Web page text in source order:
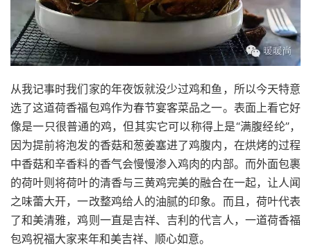
从我记事时我们家的年夜饭就没少过鸡和鱼，所以今天特意
选了这道荷香福包鸡作为春节宴客菜品之一。表面上看它好
像是一只很普通的鸡，但其实它可以称得上是“满腹经纶”，
因为提前将泡发的香菇和葱姜塞进了鸡腹内，在烘烤的过程
中香菇和辛香料的香气会慢慢渗入鸡肉的内部。而外面包裹
的荷叶则将荷叶的清香与三黄鸡完美的融合在一起，让人闻
之味蕾大开，一改整鸡给人的油腻的印象。而且，荷叶代表
了和美清雅，鸡则一直是吉祥、吉利的代言人，一道荷香福
包鸡祝福大家来年和美吉祥、顺心如意。